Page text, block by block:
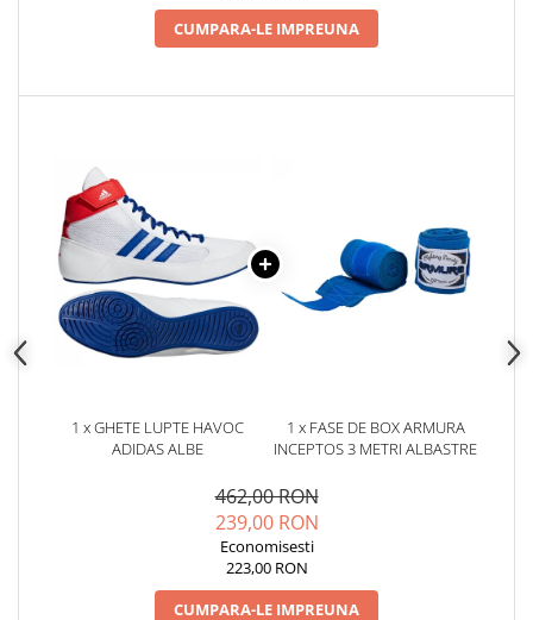
CUMPARA-LE IMPREUNA
1 x GHETE LUPTE HAVOC
ADIDAS ALBE
1 x FASE DE BOX ARMURA
INCEPTOS 3 METRI ALBASTRE
462,00 RON
239,00 RON
Economisesti
223,00 RON
CUMPARA-LE IMPREUNA